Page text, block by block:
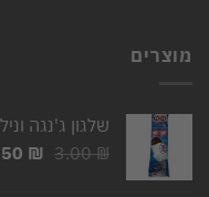
מוצרים
שלגון ג'נגה
3.00₪
המחיר
₪